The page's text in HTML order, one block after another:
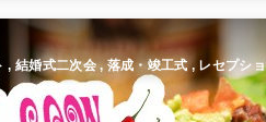
スプラン
様BOX
, 結婚式二次会 , 落成・竣工式 , レセプシ